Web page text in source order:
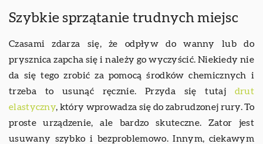
Szybkie sprzątanie trudnych miejsc
Czasami zdarza się, że odpływ do wanny lub do
prysznica zapcha się i należy go wyczyścić. Niekiedy nie
da się tego zrobić za pomocą środków chemicznych i
trzeba to usunąć ręcznie. Przyda się tutaj drut
elastyczny, który wprowadza się do zabrudzonej rury. To
proste urządzenie, ale bardzo skuteczne. Zator jest
usuwany szybko i bezproblemowo. Innym, ciekawym